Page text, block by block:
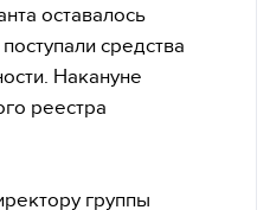
оставалось
средства
Накануне
реестра
группы